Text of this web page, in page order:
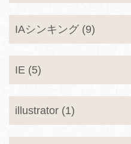
IAシンキング (9)
IE (5)
illustrator (1)